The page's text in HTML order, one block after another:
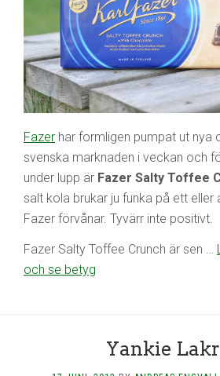
Fazer har formligen pumpat ut nya
svenska marknaden i veckan och
under lupp är Fazer Salty Toffee
salt kola brukar ju funka på ett eller
Fazer förvånar. Tyvärr inte positivt.
Fazer Salty Toffee Crunch är sen …
och se betyg
Yankie